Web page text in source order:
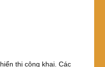
thị công khai. Các